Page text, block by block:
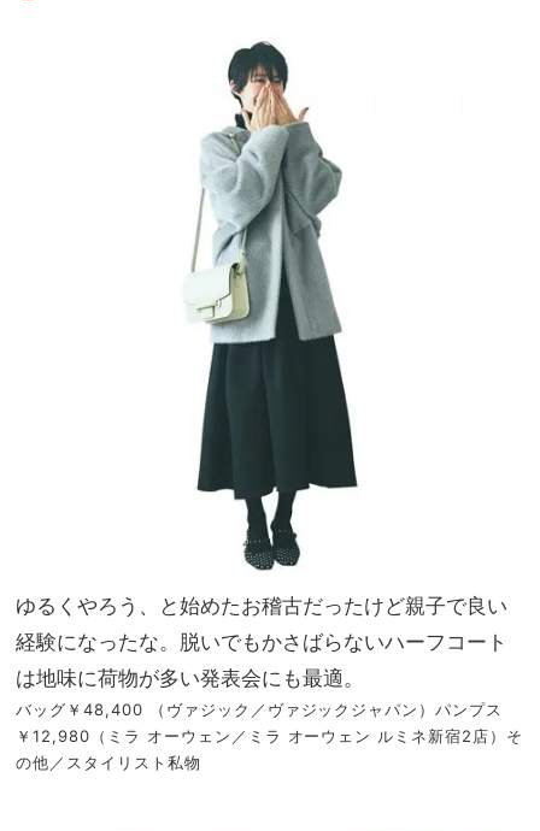
ゆるくやろう、と始めたお稽古だったけど親子で良い
経験になったな。脱いでもかさばらないハーフコート
は地味に荷物が多い発表会にも最適。
バッグ￥48,400 （ヴァジック／ヴァジックジャパン）パンプス
￥12,980（ミラ オーウェン／ミラ オーウェン ルミネ新宿2店）そ
の他／スタイリスト私物